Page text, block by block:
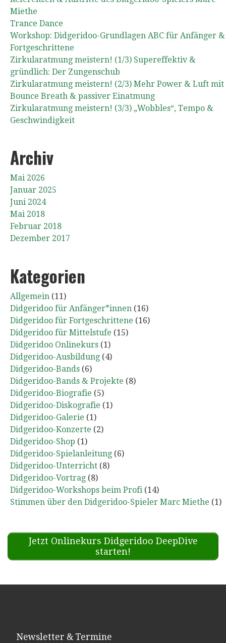
Miethe
Trance Dance
Workshop: Didgeridoo-Grundlagen ABC für Anfänger &
Fortgeschrittene
Zirkularatmung meistern! (1/3) Supereffektiv &
gründlich: Der Zungenschub
Zirkularatmung meistern! (2/3) Mehr Power & Luft mit
Bounce Breath & passiver Einatmung
Zirkularatmung meistern! (3/3) „Wobbles“, Tempo &
Geschwindigkeit
Archiv
Mai 2026
Januar 2025
Juni 2024
Mai 2018
Februar 2018
Dezember 2017
Kategorien
Allgemein (11)
Didgeridoo für Anfänger*innen (16)
Didgeridoo für Fortgeschrittene (16)
Didgeridoo für Mittelstufe (15)
Didgeridoo Onlinekurs (1)
Didgeridoo-Ausbildung (4)
Didgeridoo-Bands (6)
Didgeridoo-Bands & Projekte (8)
Didgeridoo-Biografie (5)
Didgeridoo-Diskografie (1)
Didgeridoo-Galerie (1)
Didgeridoo-Konzerte (2)
Didgeridoo-Shop (1)
Didgeridoo-Spielanleitung (6)
Didgeridoo-Unterricht (8)
Didgeridoo-Vortrag (8)
Didgeridoo-Workshops beim Profi (14)
Stimmen über den Didgeridoo-Spieler Marc Miethe (1)
Jetzt Onlinekurs Didgeridoo DeepDive
starten!
Newsletter & Termine